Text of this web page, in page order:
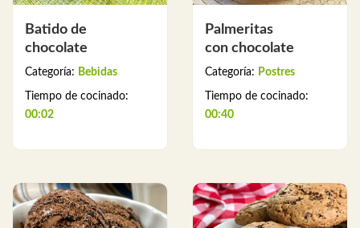
Batido de
chocolate
Categoría: Bebidas
Tiempo de cocinado:
00:02
Palmeritas
con chocolate
Categoría: Postres
Tiempo de cocinado:
00:40